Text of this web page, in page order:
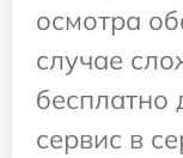
осмотра
случае
бесплатно
сервис в